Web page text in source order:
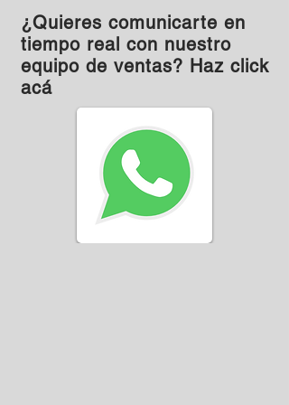
¿Quieres comunicarte en
tiempo real con nuestro
equipo de ventas? Haz click
acá